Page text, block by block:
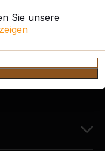
Sie unsere